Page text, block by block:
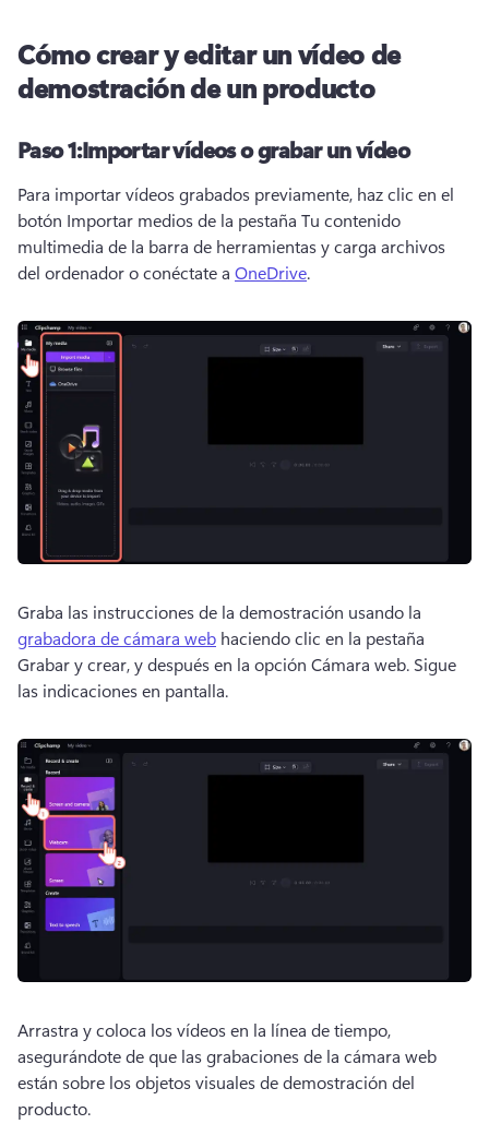
Cómo crear y editar un vídeo de
demostración de un producto
Paso 1:Importar vídeos o grabar un vídeo
Para importar vídeos grabados previamente, haz clic en el
botón Importar medios de la pestaña Tu contenido
multimedia de la barra de herramientas y carga archivos
del ordenador o conéctate a OneDrive.
Graba las instrucciones de la demostración usando la
grabadora de cámara web haciendo clic en la pestaña
Grabar y crear, y después en la opción Cámara web. Sigue
las indicaciones en pantalla.
Arrastra y coloca los vídeos en la línea de tiempo,
asegurándote de que las grabaciones de la cámara web
están sobre los objetos visuales de demostración del
producto.